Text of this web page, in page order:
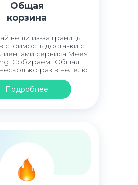
Общая
корзина
вещи из-за границы
стоимость доставки с
сервиса Meest
Собираем "Общая
раз в неделю.
Подробнее